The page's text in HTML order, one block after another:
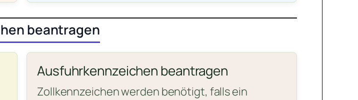
beantragen
Ausfuhrkennzeichen beantragen
Zollkennzeichen werden benötigt, falls ein